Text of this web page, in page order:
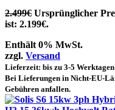
2.499€ Ursprünglicher
ist: 2.199€.
Enthält 0% MwSt.
zzgl. Versand
Lieferzeit: bis zu 3-5 Werktagen
Bei Lieferungen in Nicht-EU-
Gebühren anfallen.